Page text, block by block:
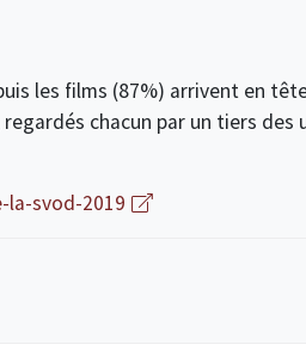
les films (87%) arrivent en
chacun par un tiers des
svod-2019